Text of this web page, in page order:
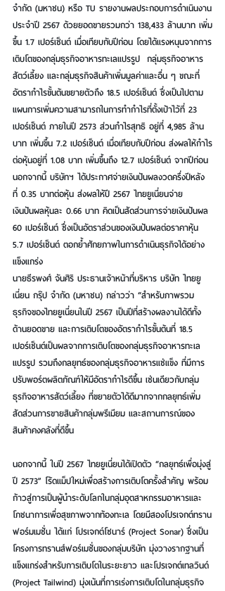
จำกัด (มหาชน) หรือ TU รายงานผลประกอบการดำเนินงาน
ประจำปี 2567 ด้วยยอดขายรวมกว่า 138,433 ล้านบาท เพิ่ม
ขึ้น 1.7 เปอร์เซ็นต์ เมื่อเทียบกับปีก่อน โดยได้แรงหนุนจากการ
เติบโตของกลุ่มธุรกิจอาหารทะเลแปรรูป  กลุ่มธุรกิจอาหาร
สัตว์เลี้ยง และกลุ่มธุรกิจสินค้าเพิ่มมูลค่าและอื่น ๆ ขณะที่
อัตรากำไรขั้นต้นขยายตัวถึง 18.5 เปอร์เซ็นต์ ซึ่งเป็นไปตาม
แผนการเพิ่มความสามารถในการทำกำไรที่ตั้งเป้าไว้ที่ 23
เปอร์เซ็นต์ ภายในปี 2573 ส่วนกำไรสุทธิ อยู่ที่ 4,985 ล้าน
บาท เพิ่มขึ้น 7.2 เปอร์เซ็นต์ เมื่อเทียบกับปีก่อน ส่งผลให้กำไร
ต่อหุ้นอยู่ที่ 1.08 บาท เพิ่มขึ้นถึง 12.7 เปอร์เซ็นต์ จากปีก่อน
นอกจากนี้ บริษัทฯ ได้ประกาศจ่ายเงินปันผลงวดครึ่งปีหลัง
ที่ 0.35 บาทต่อหุ้น ส่งผลให้ปี 2567 ไทยยูเนี่ยนจ่าย
เงินปันผลหุ้นละ 0.66 บาท คิดเป็นสัดส่วนการจ่ายเงินปันผล
60 เปอร์เซ็นต์ ซึ่งเป็นอัตราส่วนของเงินปันผลต่อราคาหุ้น
5.7 เปอร์เซ็นต์ ตอกย้ำศักยภาพในการดำเนินธุรกิจได้อย่าง
แข็งแกร่ง
นายธีรพงศ์ จันศิริ ประธานเจ้าหน้าที่บริหาร บริษัท ไทยยู
เนี่ยน กรุ๊ป จำกัด (มหาชน) กล่าวว่า “สำหรับภาพรวม
ธุรกิจของไทยยูเนี่ยนในปี 2567 เป็นปีที่สร้างผลงานได้ดีทั้ง
ด้านยอดขาย และการเติบโตของอัตรากำไรขั้นต้นที่ 18.5
เปอร์เซ็นต์เป็นผลจากการเติบโตของกลุ่มธุรกิจอาหารทะเล
แปรรูป รวมถึงกลยุทธ์ของกลุ่มธุรกิจอาหารแช่แข็ง ที่มีการ
ปรับพอร์ตผลิตภัณฑ์ให้มีอัตรากำไรดีขึ้น เช่นเดียวกับกลุ่ม
ธุรกิจอาหารสัตว์เลี้ยง ที่ขยายตัวได้ดีมากจากกลยุทธ์เพิ่ม
สัดส่วนการขายสินค้ากลุ่มพรีเมียม และสถานการณ์ของ
สินค้าคงคลังที่ดีขึ้น
นอกจากนี้ ในปี 2567 ไทยยูเนี่ยนได้เปิดตัว “กลยุทธ์เพื่อมุ่งสู่
ปี 2573” โร้ดแม็ปใหม่เพื่อสร้างการเติบโตครั้งสำคัญ พร้อม
ก้าวสู่การเป็นผู้นำระดับโลกในกลุ่มอุตสาหกรรมอาหารและ
โภชนาการเพื่อสุขภาพจากท้องทะเล โดยมีสองโปรเจกต์ทราน
ฟอร์มเมชั่น ได้แก่ โปรเจกต์โซนาร์ (Project Sonar) ซึ่งเป็น
โครงการทรานส์ฟอร์เมชั่นของกลุ่มบริษัท มุ่งวางรากฐานที่
แข็งแกร่งสำหรับการเติบโตในระยะยาว และโปรเจกต์เทลวินด์
(Project Tailwind) มุ่งเน้นที่การเร่งการเติบโตในกลุ่มธุรกิจ